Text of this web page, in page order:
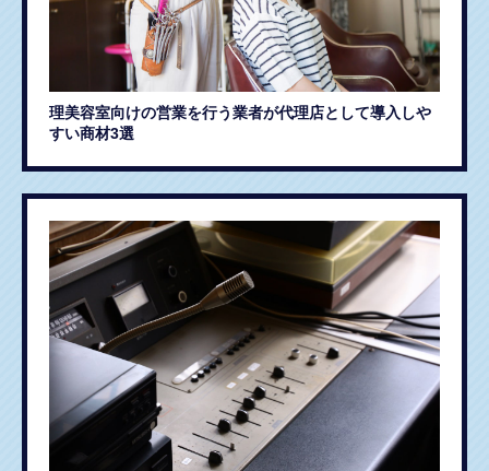
理美容室向けの営業を行う業者が代理店として導入しや
すい商材3選